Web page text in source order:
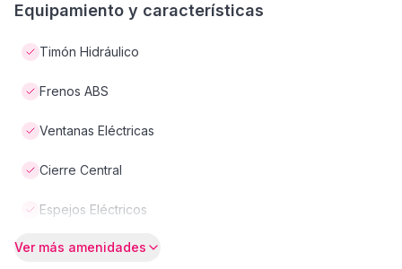
Equipamiento y características
Timón Hidráulico
Frenos ABS
Ventanas Eléctricas
Cierre Central
Espejos Eléctricos
Ver más amenidades